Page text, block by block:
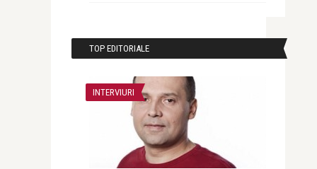
TOP EDITORIALE
INTERVIURI